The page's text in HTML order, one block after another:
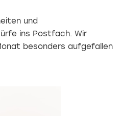
und
ins Postfach. Wir
besonders aufgefallen